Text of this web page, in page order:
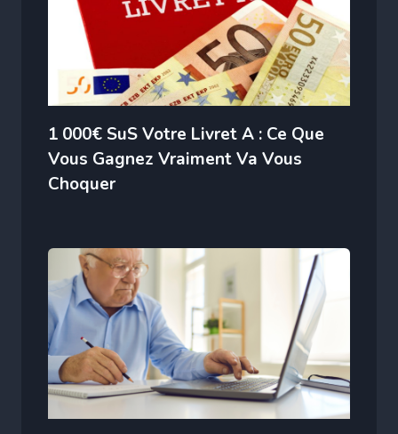
1 000€ SuS Votre Livret A : Ce Que
Vous Gagnez Vraiment Va Vous
Choquer